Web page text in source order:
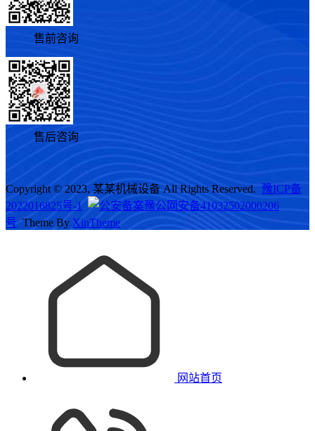
售前咨询
售后咨询
Copyright © 2023, 某某机械设备 All Rights Reserved. 豫ICP备
2022016825号-1
豫公网安备41032502000206
号 Theme By XinTheme
网站首页